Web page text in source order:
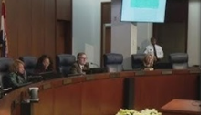
年89岁
日，等你来赴约 —— 密苏里植物
五）
与钢琴家Darek演绎一场古筝